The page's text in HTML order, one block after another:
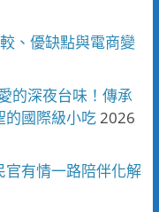
、優缺點與電商變
的深夜台味！傳承
的國際級小吃 2026
有情一路陪伴化解